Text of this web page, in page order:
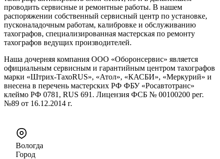
проводить сервисные и ремонтные работы. В нашем
распоряжении собственный сервисный центр по установке,
пусконаладочным работам, калибровке и обслуживанию
тахографов, специализированная мастерская по ремонту
тахографов ведущих производителей.
Наша дочерняя компания ООО «Оборонсервис» является
официальным сервисным и гарантийным центром тахографов
марки «Штрих-ТахоRUS», «Атол», «КАСБИ», «Меркурий» и
внесена в перечень мастерских РФ ФБУ «Росавтотранс»
клеймо РФ 0781, RUS 691. Лицензия ФСБ № 00100200 рег.
№89 от 16.12.2014 г.
Вологда
Город